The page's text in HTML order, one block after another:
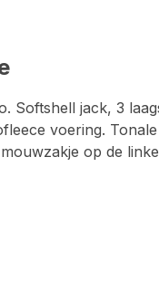
Softshell jack, 3
voering.
op de